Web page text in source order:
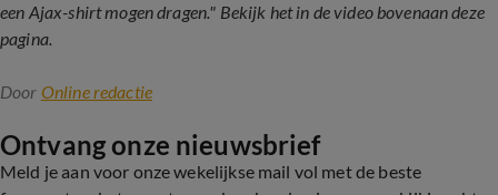
een Ajax-shirt mogen dragen." Bekijk het in de video bovenaan deze
pagina.
Door Online redactie
Ontvang onze nieuwsbrief
Meld je aan voor onze wekelijkse mail vol met de beste